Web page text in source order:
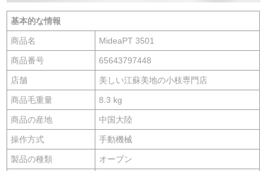
基本的な情報
商品名 MideaPT 3501
商品番号 65643797448
店舗 美しい江蘇美地の小枝専門店
商品毛重量 8.3 kg
商品の産地 中国大陸
操作方式 手動機械
製品の種類 オーブン